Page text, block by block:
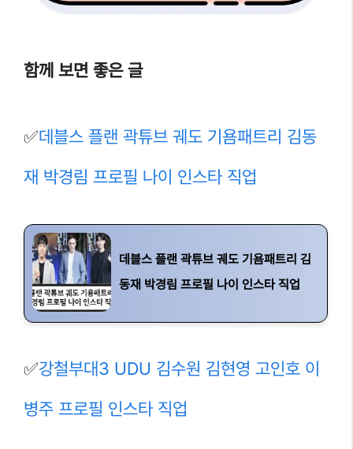
함께 보면 좋은 글
✅데블스 플랜 곽튜브 궤도 기욤패트리 김동
재 박경림 프로필 나이 인스타 직업
데블스 플랜 곽튜브 궤도 기욤패트리 김
동재 박경림 프로필 나이 인스타 직업
✅강철부대3 UDU 김수원 김현영 고인호 이
병주 프로필 인스타 직업